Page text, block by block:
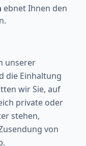
ebnet Ihnen den
unserer
die Einhaltung
wir Sie, auf
private oder
stehen,
von